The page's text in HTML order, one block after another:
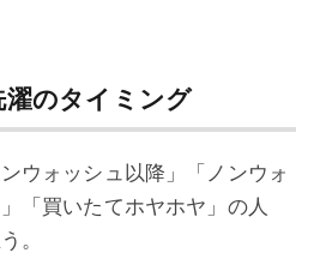
のタイミング
ウォッシュ以降」「ノンウォ
「買いたてホヤホヤ」の人
。